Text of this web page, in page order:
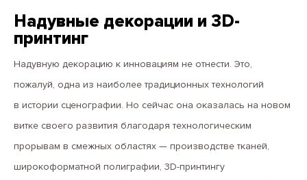
Надувные декорации и 3D-
принтинг
Надувную декорацию к инновациям не отнести. Это,
пожалуй, одна из наиболее традиционных технологий
в истории сценографии. Но сейчас она оказалась на новом
витке своего развития благодаря технологическим
прорывам в смежных областях — производстве тканей,
широкоформатной полиграфии, 3D-принтингу